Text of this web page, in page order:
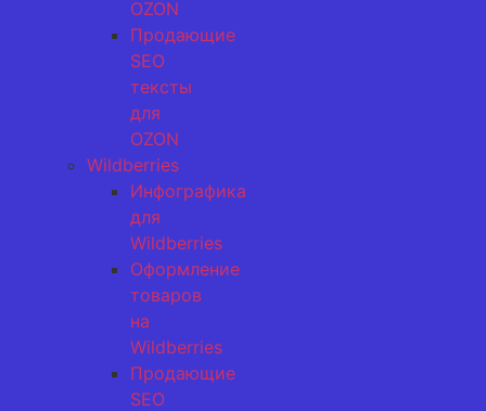
OZON
Продающие
SEO
тексты
для
OZON
Wildberries
Инфографика
для
Wildberries
Оформление
товаров
на
Wildberries
Продающие
SEO